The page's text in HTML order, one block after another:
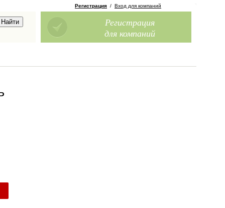
Регистрация / Вход для компаний
Регистрация
для компаний